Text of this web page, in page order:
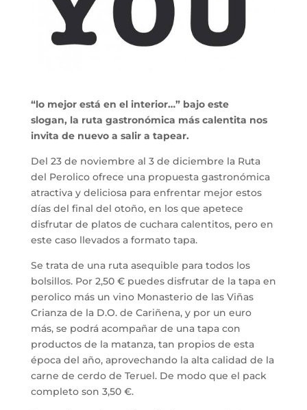
“lo mejor está en el interior…” bajo este
slogan, la ruta gastronómica más calentita nos
invita de nuevo a salir a tapear.
Del 23 de noviembre al 3 de diciembre la Ruta
del Perolico ofrece una propuesta gastronómica
atractiva y deliciosa para enfrentar mejor estos
días del final del otoño, en los que apetece
disfrutar de platos de cuchara calentitos, pero en
este caso llevados a formato tapa.
Se trata de una ruta asequible para todos los
bolsillos. Por 2,50 € puedes disfrutar de la tapa en
perolico más un vino Monasterio de las Viñas
Crianza de la D.O. de Cariñena, y por un euro
más, se podrá acompañar de una tapa con
productos de la matanza, tan propios de esta
época del año, aprovechando la alta calidad de la
carne de cerdo de Teruel. De modo que el pack
completo son 3,50 €.